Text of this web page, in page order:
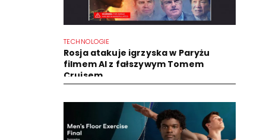
TECHNOLOGIE
Rosja atakuje igrzyska w Paryżu
filmem AI z fałszywym Tomem
Cruisem